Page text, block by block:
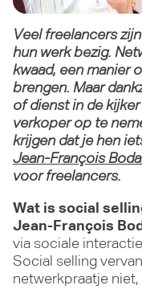
Veel freelancers
hun werk bezig.
kwaad, een manier
brengen. Maar
of dienst in de
verkoper op te
krijgen dat je hen
Jean-François
voor freelancers.
Wat is social
Jean-François
via sociale
Social selling
netwerkpraatje